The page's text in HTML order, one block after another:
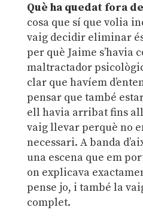
Què ha quedat fora
cosa que sí que volia
vaig decidir eliminar
per què Jaime s’havia
maltractador
clar que havíem
pensar que també
ell havia arribat fins
vaig llevar perquè no
necessari. A banda
una escena que em
on explicava
pense jo, i també la
complet.